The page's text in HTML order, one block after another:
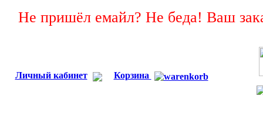
Не пришёл емайл? Не беда! Ваш
Личный кабинет Корзина